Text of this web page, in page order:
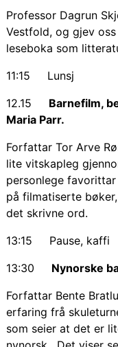
Professor Dagrun
Vestfold, og gjev
leseboka som
11:15 Lunsj
12.15 Barnefilm,
Maria Parr.
Forfattar Tor Arve
lite vitskapleg
personlege
på filmatiserte
det skrivne ord.
13:15 Pause, kaffi
13:30 Nynorske
Forfattar Bente
erfaring frå
som seier at det er